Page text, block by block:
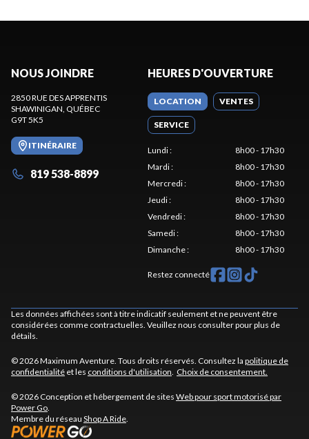
NOUS JOINDRE
2850 RUE DES APPRENTIS
SHAWINIGAN, QUÉBEC
G9T 5K5
ITINÉRAIRE
819 538-8899
HEURES D'OUVERTURE
LOCATION VENTES
SERVICE
Lundi:
8h00 - 17h30
Mardi:
8h00 - 17h30
Mercredi:
8h00 - 17h30
Jeudi:
8h00 - 17h30
Vendredi:
8h00 - 17h30
Samedi:
8h00 - 17h30
Dimanche: 8h00 - 17h30
Restez connecté
Les données affichées sont à titre indicatif seulement et ne peuvent être
considérées comme contractuelles. Veuillez nous consulter pour plus de
détails.
© 2026 Maximum Aventure. Tous droits réservés. Consultez la politique de
confidentialité et les conditions d'utilisation. Choix de consentement.
© 2026 Conception et hébergement de sites Web pour sport motorisé par
Power Go.
Membre du réseau Shop A Ride.